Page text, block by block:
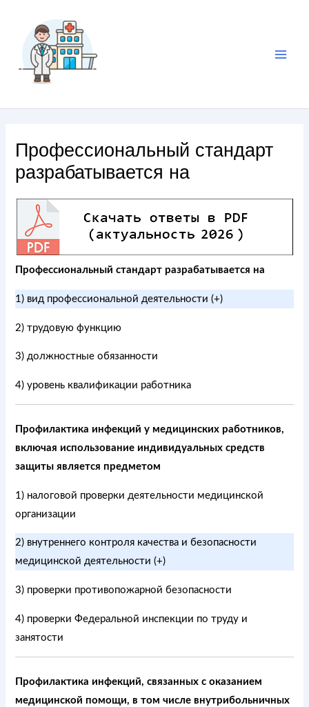
Профессиональный стандарт
разрабатывается на
Профессиональный стандарт разрабатывается на
1) вид профессиональной деятельности (+)
2) трудовую функцию
3) должностные обязанности
4) уровень квалификации работника
Профилактика инфекций у медицинских работников,
включая использование индивидуальных средств
защиты является предметом
1) налоговой проверки деятельности медицинской
организации
2) внутреннего контроля качества и безопасности
медицинской деятельности (+)
3) проверки противопожарной безопасности
4) проверки Федеральной инспекции по труду и
занятости
Профилактика инфекций, связанных с оказанием
медицинской помощи, в том числе внутрибольничных